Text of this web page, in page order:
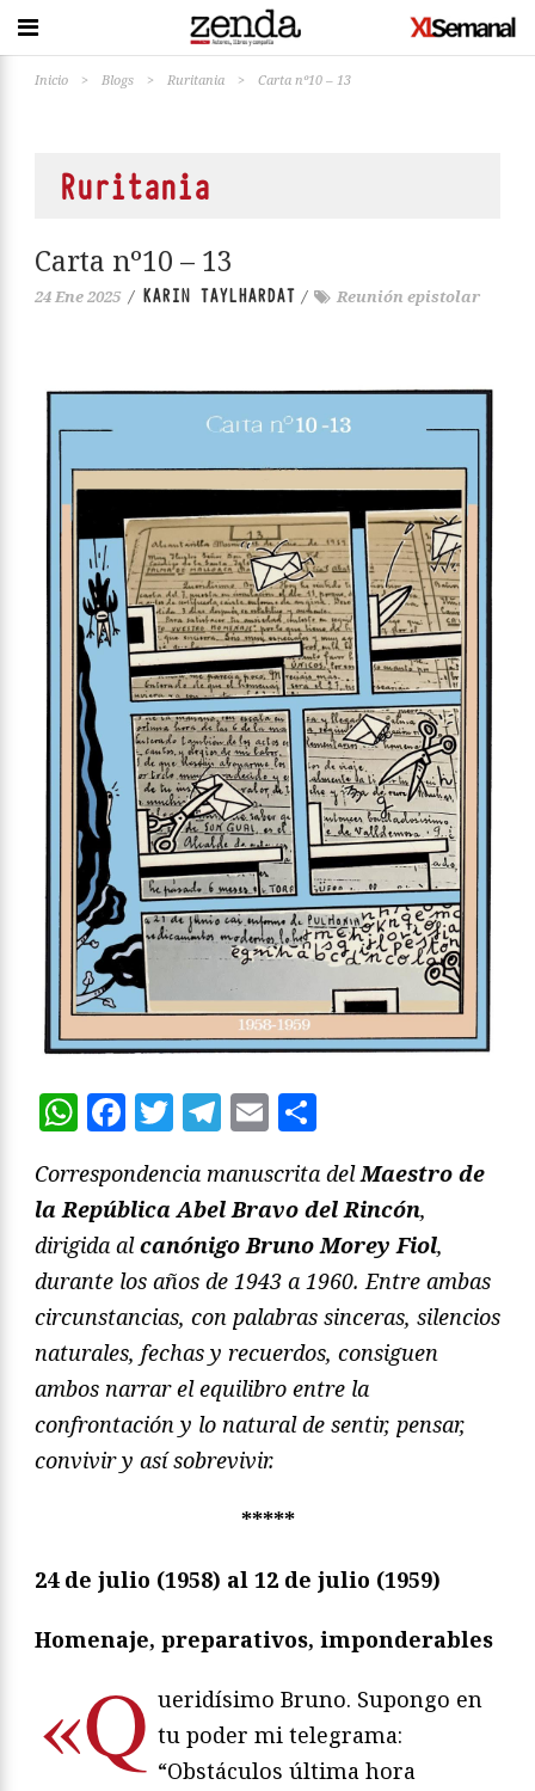
Inicio > Blogs > Ruritania > Carta nº10 – 13
Ruritania
Carta nº10 – 13
24 Ene 2025 / KARIN TAYLHARDAT / Reunión epistolar
WhatsApp
Facebook
Twitter
Telegram
Email
Correspondencia manuscrita delMaestro de
la República Abel Bravo del Rincón,
dirigida alcanónigo Bruno Morey Fiol,
durante los años de 1943 a 1960. Entre ambas
circunstancias, con palabras sinceras, silencios
naturales, fechas y recuerdos, consiguen
ambos narrar el equilibro entre la
confrontación y lo natural de sentir, pensar,
convivir y así sobrevivir.
*****
24 de julio (1958) al 12 de julio (1959)
Homenaje, preparativos, imponderables
«Q ueridísimo Bruno. Supongo en
tu poder mi telegrama:
“Obstáculos última hora